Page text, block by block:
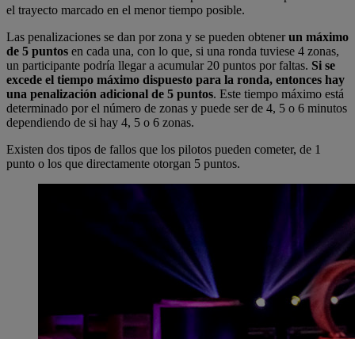
el trayecto marcado en el menor tiempo posible.
Las penalizaciones se dan por zona y se pueden obtenerun máximo
de 5 puntos en cada una, con lo que, si una ronda tuviese 4 zonas,
un participante podría llegar a acumular 20 puntos por faltas. Si se
excede el tiempo máximo dispuesto para la ronda, entonces hay
una penalización adicional de 5 puntos. Este tiempo máximo está
determinado por el número de zonas y puede ser de 4, 5 o 6 minutos
dependiendo de si hay 4, 5 o 6 zonas.
Existen dos tipos de fallos que los pilotos pueden cometer, de 1
punto o los que directamente otorgan 5 puntos.